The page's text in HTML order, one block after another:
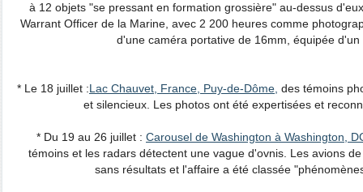
à 12 objets "se pressant en formation grossière" au-dessus
Warrant Officer de la Marine, avec 2 200 heures comme
d'une caméra portative de 16mm, équipée d'un
* Le 18 juillet :Lac Chauvet, France, Puy-de-Dôme, des témoins
et silencieux. Les photos ont été expertisées et
* Du 19 au 26 juillet : Carousel de Washington à Washington,
témoins et les radars détectent une vague d'ovnis. Les avions
sans résultats et l'affaire a été classée